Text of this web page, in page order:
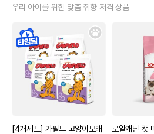
우리 아이를 위한 맞춤 취향 저격 상품
[4개세트] 가필드 고양이모래
로얄캐닌 캣